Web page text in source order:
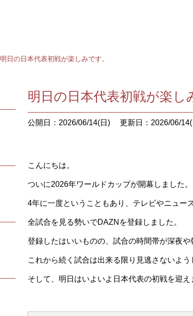
明日の日本代表初戦が楽しみです。
明日の日本代表初戦が楽し
公開日：2026/06/14(日) 更新日：2026/06/
こんにちは。
ついに2026年ワールドカップが開幕しました。
4年に一度ということもあり、テレビやニュー
全試合を見る勢いでDAZNを登録しました。
登録したはいいものの、試合の時間帯が深夜
これから続く試合は出来る限り見逃さないよう
そして、明日はいよいよ日本代表の初戦を迎